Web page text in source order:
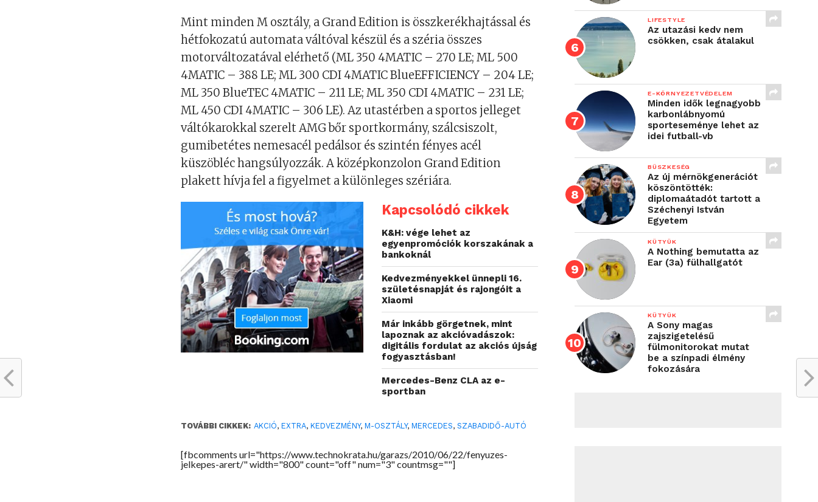
Mint minden M osztály, a Grand Edition is összkerékhajtással és
hétfokozatú automata váltóval készül és a széria összes
motorváltozatával elérhető (ML 350 4MATIC – 270 LE; ML 500
4MATIC – 388 LE; ML 300 CDI 4MATIC BlueEFFICIENCY – 204 LE;
ML 350 BlueTEC 4MATIC – 211 LE; ML 350 CDI 4MATIC – 231 LE;
ML 450 CDI 4MATIC – 306 LE). Az utastérben a sportos jelleget
váltókarokkal szerelt AMG bőr sportkormány, szálcsiszolt,
gumibetétes nemesacél pedálsor és szintén fényes acél
küszöbléc hangsúlyozzák. A középkonzolon Grand Edition
plakett hívja fel a figyelmet a különleges szériára.
Kapcsolódó cikkek
K&H: vége lehet az
egyenpromóciók korszakának a
bankoknál
Kedvezményekkel ünnepli 16.
születésnapját és rajongóit a
Xiaomi
Már inkább görgetnek, mint
lapoznak az akcióvadászok:
digitális fordulat az akciós újság
fogyasztásban!
Mercedes-Benz CLA az e-
sportban
TOVÁBBI CIKKEK: AKCIÓ,EXTRA,KEDVEZMÉNY,M-OSZTÁLY,MERCEDES,SZABADIDŐ-AUTÓ
[fbcomments url="https://www.technokrata.hu/garazs/2010/06/22/fenyuzes-
jelkepes-arert/" width="800" count="off" num="3" countmsg=""]
LIFESTYLE
Az utazási kedv nem
csökken, csak átalakul
E-KÖRNYEZETVÉDELEM
Minden idők legnagyobb
karbonlábnyomú
sporteseménye lehet az
idei futball-vb
BÜSZKESÉG
Az új mérnökgenerációt
köszöntötték:
diplomaátadót tartott a
Széchenyi István
Egyetem
KÜTYÜK
A Nothing bemutatta az
Ear (3a) fülhallgatót
KÜTYÜK
A Sony magas
zajszigetelésű
fülmonitorokat mutat
be a színpadi élmény
fokozására